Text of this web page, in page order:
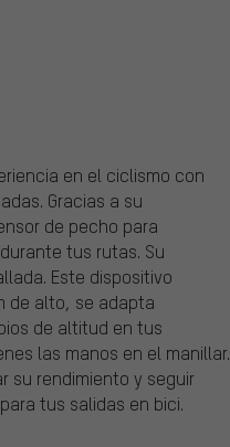
en el ciclismo con
Gracias a su
de pecho para
tus rutas. Su
Este dispositivo
de alto, se adapta
de altitud en tus
las manos en el manillar.
su rendimiento y seguir
tus salidas en bici.